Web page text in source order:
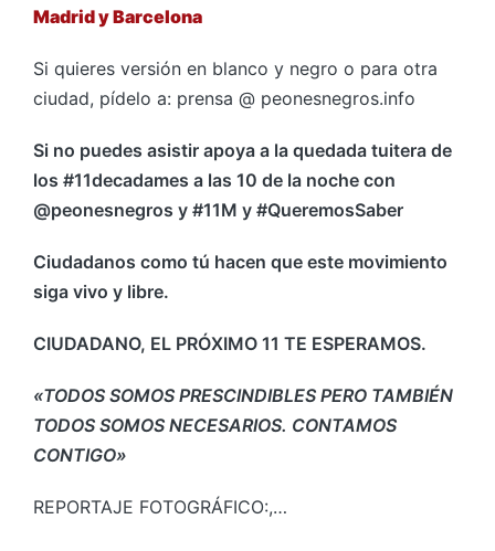
Madrid yBarcelona
Si quieres versión en blanco y negro o para otra
ciudad, pídelo a: prensa @ peonesnegros.info
Si no puedes asistir apoya a la quedada tuitera de
los #11decadames a las 10 de la noche con
@peonesnegros y #11M y #QueremosSaber
Ciudadanos como tú hacen que este movimiento
siga vivo y libre.
CIUDADANO, EL PRÓXIMO 11 TE ESPERAMOS.
«TODOS SOMOS PRESCINDIBLES PERO TAMBIÉN
TODOS SOMOS NECESARIOS. CONTAMOS
CONTIGO»
REPORTAJE FOTOGRÁFICO:,…